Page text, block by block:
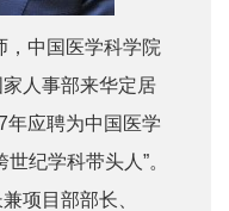
，中国医学科学院
人事部来华定居
年应聘为中国医学
纪学科带头人”。
项目部部长、